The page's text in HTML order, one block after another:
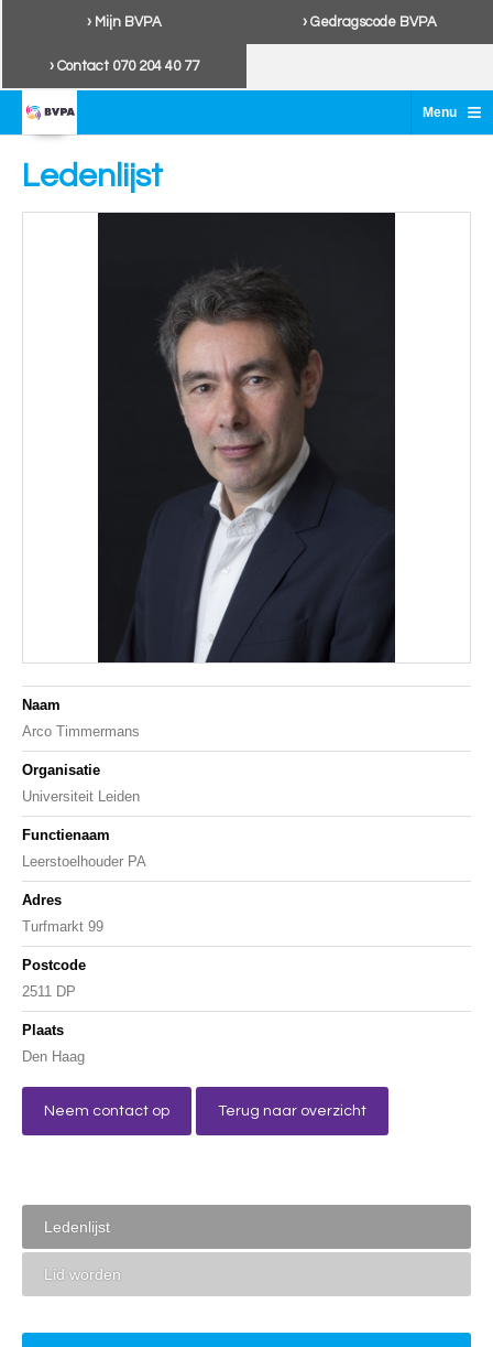
› Mijn BVPA › Gedragscode BVPA
› Contact 070 204 40 77
Menu ≡
Ledenlijst
Naam
Arco Timmermans
Organisatie
Universiteit Leiden
Functienaam
Leerstoelhouder PA
Adres
Turfmarkt 99
Postcode
2511 DP
Plaats
Den Haag
Neem contact op Terug naar overzicht
Ledenlijst
Lid worden